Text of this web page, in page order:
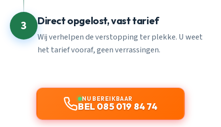
3 Direct opgelost, vast tarief
Wij verhelpen de verstopping ter plekke. U weet
het tarief vooraf, geen verrassingen.
NU BEREIKBAAR
BEL 085 019 84 74